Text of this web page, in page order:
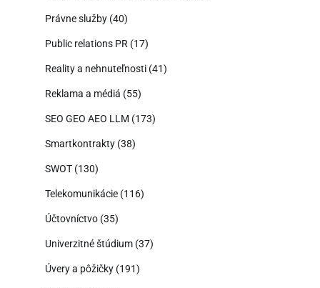
Právne služby (40)
Public relations PR (17)
Reality a nehnuteľnosti (41)
Reklama a médiá (55)
SEO GEO AEO LLM (173)
Smartkontrakty (38)
SWOT (130)
Telekomunikácie (116)
Účtovníctvo (35)
Univerzitné štúdium (37)
Úvery a pôžičky (191)